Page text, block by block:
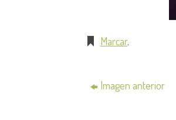
Marcar.
Imagen anterior